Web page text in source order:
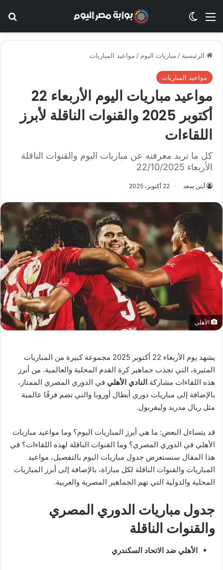
القائمة الوضع المظلم
الرئيسية / مباريات اليوم / مواعيد المباريات
مواعيد المباريات
مواعيد مباريات اليوم الأربعاء 22
أكتوبر 2025 والقنوات الناقلة لأبرز
اللقاءات
كل ما تريد معرفته عن مباريات اليوم والقنوات الناقلة
الأربعاء 22/10/2025
أيتن سعد 22 أكتوبر، 2025
الأهلي
يشهد يوم الأربعاء 22 أكتوبر 2025 مجموعة كبيرة من المباريات
المثيرة، التي تجذب جماهير كرة القدم المحلية والعالمية. من أبرز
هذه اللقاءات مشاركة النادي الأهلي في الدوري المصري الممتاز،
بالإضافة إلى مباريات دوري أبطال أوروبا والتي تضم فرقًا عالمية
مثل ريال مدريد وليفربول.
قد يتساءل البعض: ما هي أبرز المباريات اليوم؟ وما مواعيد مباريات
الأهلي في الدوري المصري؟ وما القنوات الناقلة لهذه اللقاءات؟ في
هذا المقال سنستعرض جدول مباريات اليوم بالتفصيل، مواعيد
المباريات والقنوات الناقلة لكل مباراة، بالإضافة إلى أبرز المباريات
المحلية والدولية التي تهم الجماهير المصرية والعربية.
جدول مباريات الدوري المصري
والقنوات الناقلة
الأهلي ضد الاتحاد السكندري